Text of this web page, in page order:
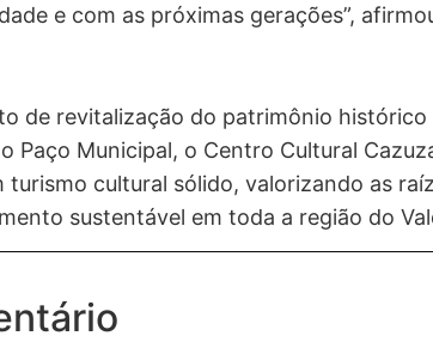
e com as próximas gerações”,
de revitalização do patrimônio histórico
Paço Municipal, o Centro Cultural
cultural sólido, valorizando as
sustentável em toda a região do